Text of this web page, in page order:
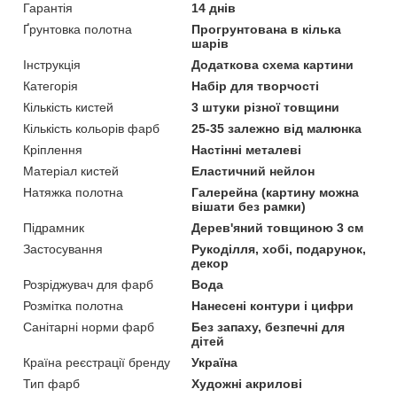
Гарантія
14 днів
Ґрунтовка полотна
Прогрунтована в кілька
шарів
Інструкція
Додаткова схема картини
Категорія
Набір для творчості
Кількість кистей
3 штуки різної товщини
Кількість кольорів фарб
25-35 залежно від малюнка
Кріплення
Настінні металеві
Матеріал кистей
Еластичний нейлон
Натяжка полотна
Галерейна (картину можна
вішати без рамки)
Підрамник
Дерев'яний товщиною 3 см
Застосування
Рукоділля, хобі, подарунок,
декор
Розріджувач для фарб
Вода
Розмітка полотна
Нанесені контури і цифри
Санітарні норми фарб
Без запаху, безпечні для
дітей
Країна реєстрації бренду
Україна
Тип фарб
Художні акрилові